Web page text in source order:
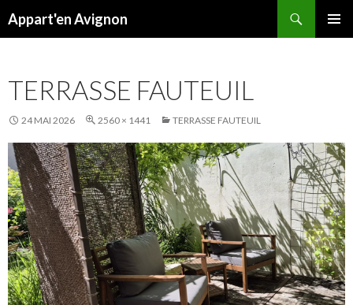
Appart'en Avignon
TERRASSE FAUTEUIL
24 MAI 2026 2560 × 1441 TERRASSE FAUTEUIL